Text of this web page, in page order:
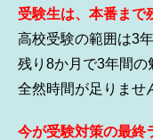
受験生は、本番まで
高校受験の範囲は3
残り8か月で3年間の
全然時間が足りませ
今が受験対策の最終